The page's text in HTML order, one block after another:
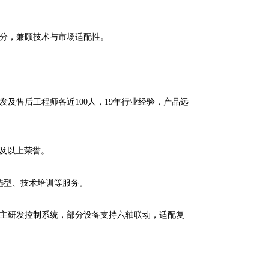
，兼顾技术与市场适配性。
及售后工程师各近100人，19年行业经验，产品远
以上荣誉。
、技术培训等服务。
研发控制系统，部分设备支持六轴联动，适配复